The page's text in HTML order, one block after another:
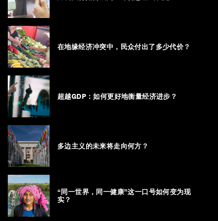
在地缘经济冲突中，民众付出了多少代价？
超越GDP：如何更好地衡量经济进步？
多边主义的未来将走向何方？
“同一世界，同一健康”这一口号如何变为现
实？